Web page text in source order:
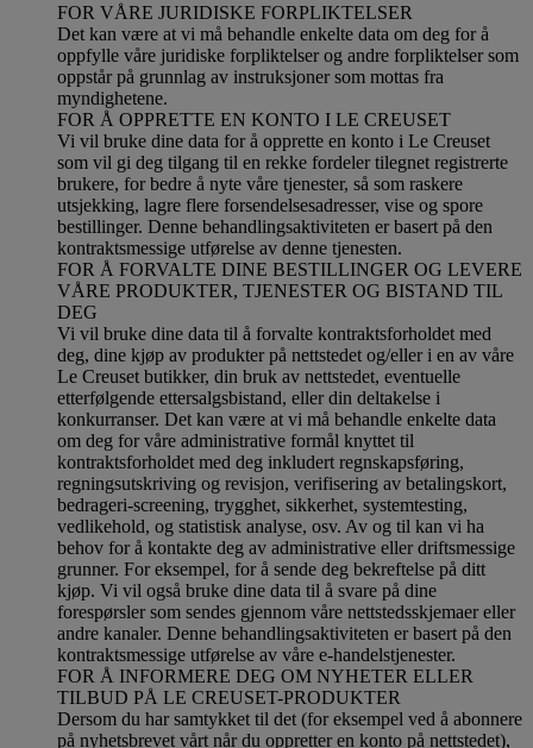
FOR VÅRE JURIDISKE FORPLIKTELSER
Det kan være at vi må behandle enkelte data om deg for å
oppfylle våre juridiske forpliktelser og andre forpliktelser som
oppstår på grunnlag av instruksjoner som mottas fra
myndighetene.
FOR Å OPPRETTE EN KONTO I LE CREUSET
Vi vil bruke dine data for å opprette en konto i Le Creuset
som vil gi deg tilgang til en rekke fordeler tilegnet registrerte
brukere, for bedre å nyte våre tjenester, så som raskere
utsjekking, lagre flere forsendelsesadresser, vise og spore
bestillinger. Denne behandlingsaktiviteten er basert på den
kontraktsmessige utførelse av denne tjenesten.
FOR Å FORVALTE DINE BESTILLINGER OG LEVERE
VÅRE PRODUKTER, TJENESTER OG BISTAND TIL
DEG
Vi vil bruke dine data til å forvalte kontraktsforholdet med
deg, dine kjøp av produkter på nettstedet og/eller i en av våre
Le Creuset butikker, din bruk av nettstedet, eventuelle
etterfølgende ettersalgsbistand, eller din deltakelse i
konkurranser. Det kan være at vi må behandle enkelte data
om deg for våre administrative formål knyttet til
kontraktsforholdet med deg inkludert regnskapsføring,
regningsutskriving og revisjon, verifisering av betalingskort,
bedrageri-screening, trygghet, sikkerhet, systemtesting,
vedlikehold, og statistisk analyse, osv. Av og til kan vi ha
behov for å kontakte deg av administrative eller driftsmessige
grunner. For eksempel, for å sende deg bekreftelse på ditt
kjøp. Vi vil også bruke dine data til å svare på dine
forespørsler som sendes gjennom våre nettstedsskjemaer eller
andre kanaler. Denne behandlingsaktiviteten er basert på den
kontraktsmessige utførelse av våre e-handelstjenester.
FOR Å INFORMERE DEG OM NYHETER ELLER
TILBUD PÅ LE CREUSET-PRODUKTER
Dersom du har samtykket til det (for eksempel ved å abonnere
på nyhetsbrevet vårt når du oppretter en konto på nettstedet),